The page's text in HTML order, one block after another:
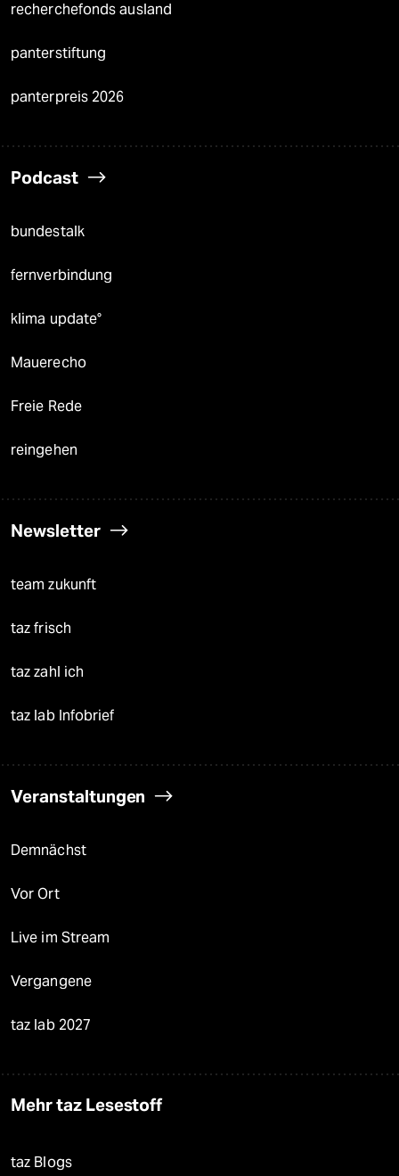
recherchefonds ausland
panterstiftung
panterpreis 2026
Podcast
bundestalk
fernverbindung
klima update°
Mauerecho
Freie Rede
reingehen
Newsletter
team zukunft
taz frisch
taz zahl ich
taz lab Infobrief
Veranstaltungen
Demnächst
Vor Ort
Live im Stream
Vergangene
taz lab 2027
Mehr taz Lesestoff
taz Blogs